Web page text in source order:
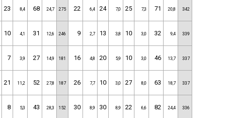
23 8,4 68 24,7 275 22 6,4 24 7,0 25 7,3 71 20,8 342
10 4,1 31 12,6 246 9 2,7 13 3,8 10 3,0 32 9,4 339
7 3,9 27 14,9 181 16 4,8 20 5,9 10 3,0 46 13,7 337
21 11,2 52 27,8 187 26 7,7 10 3,0 27 8,0 63 18,7 337
8 5,3 43 28,3 152 30 8,9 30 8,9 22 6,6 82 24,4 336